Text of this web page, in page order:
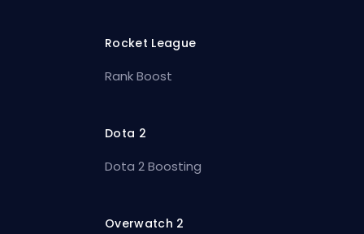
Rocket League
Rank Boost
Dota 2
Dota 2 Boosting
Overwatch 2